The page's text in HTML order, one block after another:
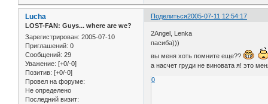
Поделиться2005-07-11 12:54:17
Lucha
LOST-FAN: Guys... where are we?
Зарегистрирован: 2005-07-10
Приглашений: 0
Сообщений: 29
Уважение: [+0/-0]
Позитив: [+0/-0]
Провел на форуме:
Не определено
Последний визит:
2Angel, Lenka
пасиба)))
вы меня хоть помните еще??
а насчет груди не виновата я! это
0